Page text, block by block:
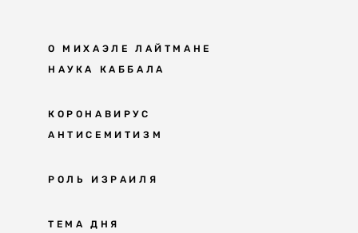
О МИХАЭЛЕ ЛАЙТМАНЕ
НАУКА КАББАЛА
Мудрость каббалы
Каббала сегодня
Великие каббалисты
КОРОНАВИРУС
АНТИСЕМИТИЗМ
Антисемитизм в современном мире
Решение
РОЛЬ ИЗРАИЛЯ
ТЕМА ДНЯ